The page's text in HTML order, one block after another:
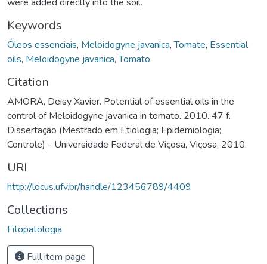
Keywords
Óleos essenciais, Meloidogyne javanica,Tomate, Essential
oils, Meloidogyne javanica,Tomato
Citation
AMORA, Deisy Xavier. Potential of essential oils in the
control of Meloidogyne javanica in tomato. 2010. 47 f.
Dissertação (Mestrado em Etiologia; Epidemiologia;
Controle) - Universidade Federal de Viçosa, Viçosa, 2010.
URI
http://locus.ufv.br/handle/123456789/4409
Collections
Fitopatologia
Full item page